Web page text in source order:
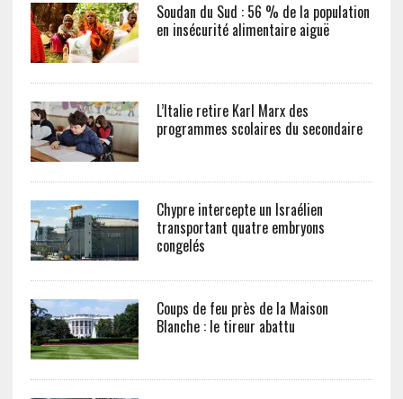
Soudan du Sud : 56 % de la population
en insécurité alimentaire aiguë
L’Italie retire Karl Marx des
programmes scolaires du secondaire
Chypre intercepte un Israélien
transportant quatre embryons
congelés
Coups de feu près de la Maison
Blanche : le tireur abattu